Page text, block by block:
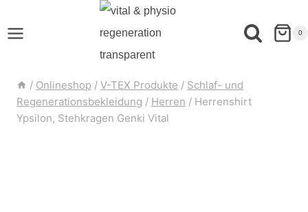
0
/ Onlineshop / V-TEX Produkte / Schlaf- und
Regenerationsbekleidung / Herren / Herrenshirt
Ypsilon, Stehkragen Genki Vital